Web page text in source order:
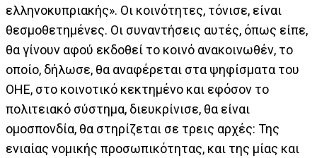
ελληνοκυπριακής». Οι κοινότητες, τόνισε, είναι
θεσμοθετημένες. Οι συναντήσεις αυτές, όπως είπε,
θα γίνουν αφού εκδοθεί το κοινό ανακοινωθέν, το
οποίο, δήλωσε, θα αναφέρεται στα ψηφίσματα του
ΟΗΕ, στο κοινοτικό κεκτημένο και εφόσον το
πολιτειακό σύστημα, διευκρίνισε, θα είναι
ομοσπονδία, θα στηρίζεται σε τρεις αρχές: Της
ενιαίας νομικής προσωπικότητας, και της μίας και